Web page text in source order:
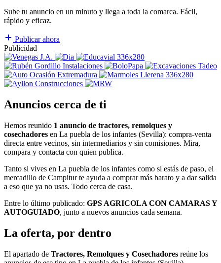
Sube tu anuncio en un minuto y llega a toda la comarca. Fácil,
rápido y eficaz.
Publicar ahora
Publicidad
Anuncios cerca de ti
Hemos reunido 1 anuncio de tractores, remolques y
cosechadores en La puebla de los infantes (Sevilla): compra-venta
directa entre vecinos, sin intermediarios y sin comisiones. Mira,
compara y contacta con quien publica.
Tanto si vives en La puebla de los infantes como si estás de paso, el
mercadillo de Campitur te ayuda a comprar más barato y a dar salida
a eso que ya no usas. Todo cerca de casa.
Entre lo último publicado: GPS AGRICOLA CON CAMARAS Y
AUTOGUIADO, junto a nuevos anuncios cada semana.
La oferta, por dentro
El apartado de Tractores, Remolques y Cosechadores reúne los